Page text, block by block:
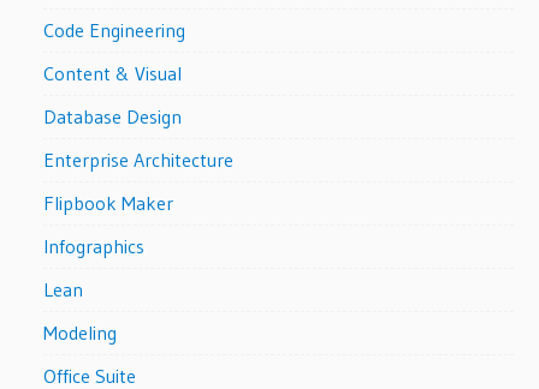
Code Engineering
Content & Visual
Database Design
Enterprise Architecture
Flipbook Maker
Infographics
Lean
Modeling
Office Suite